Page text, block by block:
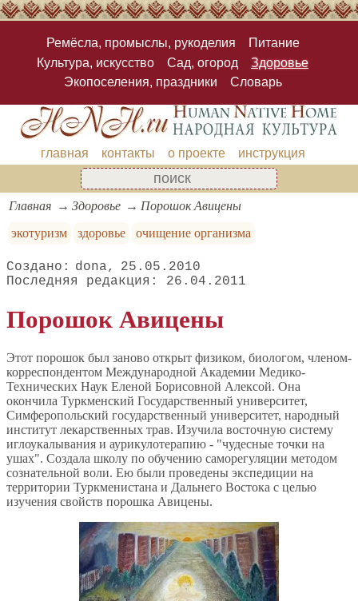
Ремёсла, промыслы, рукоделия
Питание
Культура, искусство
Сад, огород
Здоровье
Экопоселения, праздники
Словарь
главная контакты о проекте инструкция
Главная Здоровье
Порошок Авицены
экотуризм
здоровье очищение организма
dona
25.05.2010
26.04.2011
Порошок Авицены
Этот порошок был заново открыт физиком, биологом, членом-
корреспондентом Международной Академии Медико-
Технических Наук Еленой Борисовной Алексой. Она
окончила Туркменский Государственный университет,
Симферопольский государственный университет, народный
институт лекарственных трав. Изучила восточную систему
иглоукалывания и аурикулотерапию - "чудесные точки на
ушах". Создала школу по обучению саморегуляции методом
сознательной воли. Ею были проведены экспедиции на
территории Туркменистана и Дальнего Востока с целью
изучения свойств порошка Авицены.